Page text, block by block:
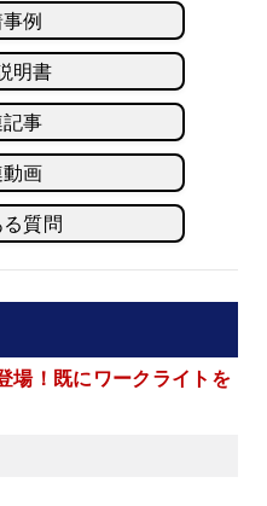
例
明書
事
画
質問
場！既にワークライトを